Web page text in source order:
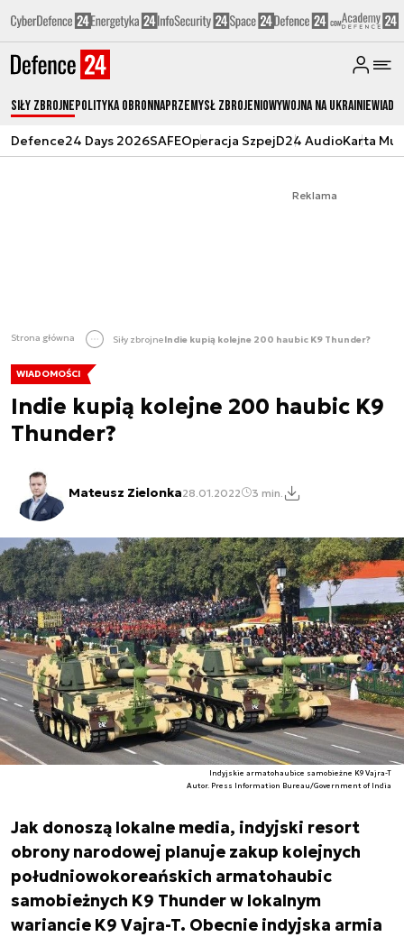
Siły zbrojnePolityka obronnaPrzemysł ZbrojeniowyWojna na Ukrainie
Defence24 Days 2026SAFEOperacja SzpejD24 AudioKarta
Reklama
Strona główna Siły zbrojneIndie kupią kolejne 200 haubic K9 Thunder?
WIADOMOŚCI
Indie kupią kolejne 200 haubic K9
Thunder?
Mateusz Zielonka28.01.2022 3 min.
Indyjskie armatohaubice samobieżne K9 Vajra-T
Autor. Press Information Bureau/Government of India
Jak donoszą lokalne media, indyjski resort
obrony narodowej planuje zakup kolejnych
południowokoreańskich armatohaubic
samobieżnych K9 Thunder w lokalnym
wariancie K9 Vajra-T. Obecnie indyjska armia